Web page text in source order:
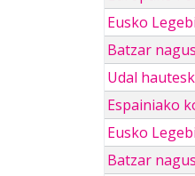
Eusko
Batzar
Udal
Espainiako
Eusko
Batzar